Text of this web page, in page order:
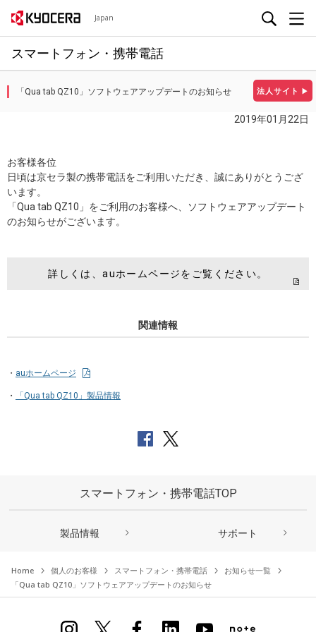
Japan
スマートフォン・携帯電話
法人サイト ▶
「Qua tab QZ10」ソフトウェアアップデートのお知らせ
2019年01月22日
お客様各位
日頃は京セラ製の携帯電話をご利用いただき、誠にありがとうござ
います。
「Qua tab QZ10」をご利用のお客様へ、ソフトウェアアップデート
のお知らせがございます。
詳しくは、auホームページをご覧ください。
関連情報
auホームページ
「Qua tab QZ10」製品情報
スマートフォン・携帯電話TOP
製品情報 サポート
Home 個人のお客様 スマートフォン・携帯電話
お知らせ一覧
「Qua tab QZ10」ソフトウェアアップデートのお知らせ